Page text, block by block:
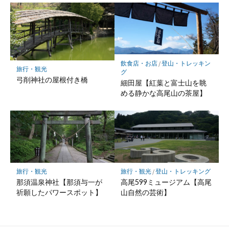
旅行・観光
弓削神社の屋根付き橋
飲食店・お店/登山・トレッキン
グ
細田屋【紅葉と富士山を眺
める静かな高尾山の茶屋】
旅行・観光
那須温泉神社【那須与一が
祈願したパワースポット】
旅行・観光/登山・トレッキング
高尾599ミュージアム【高尾
山自然の芸術】